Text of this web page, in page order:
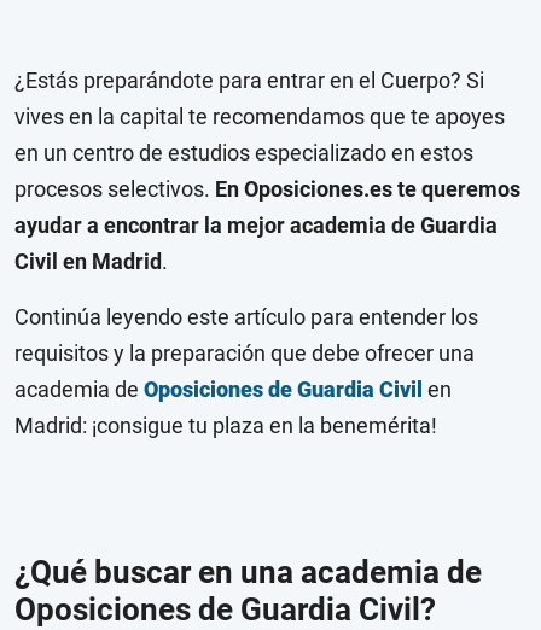
¿Estás preparándote para entrar en el Cuerpo? Si
vives en la capital te recomendamos que te apoyes
en un centro de estudios especializado en estos
procesos selectivos. En Oposiciones.es te queremos
ayudar a encontrar la mejor academia de Guardia
Civil en Madrid.
Continúa leyendo este artículo para entender los
requisitos y la preparación que debe ofrecer una
academia de Oposiciones de Guardia Civil en
Madrid: ¡consigue tu plaza en la benemérita!
¿Qué buscar en una academia de
Oposiciones de Guardia Civil?